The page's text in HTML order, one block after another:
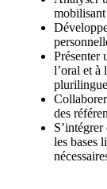
mobilisant
Présenter
l’oral et à
des
les bases